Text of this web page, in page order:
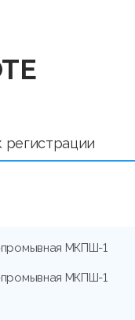
регистрации
МКПШ-1
МКПШ-1